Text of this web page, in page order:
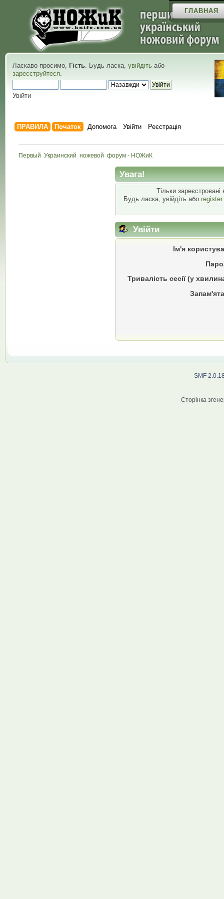
ГЛАВНАЯ
Ласкаво просимо, Гість. Будь ласка, увійдіть або
зареєструйтеся.
Увійти
ПРАВИЛА Початок Допомога Увійти Реєстрація
Первый  Украинский  ножевой  форум - НОЖиК
Увага!
Тільки
Будь ласка, увійдіть або
Увійти
Ім'я
Тривалість сесії (у
SMF
Сторінка